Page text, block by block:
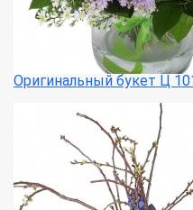
Оригинальный букет Ц